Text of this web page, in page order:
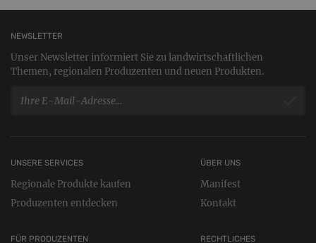
NEWSLETTER
Unser Newsletter informiert Sie zu landwirtschaftlichen
Themen, regionalen Produzenten und neuen Produkten.
UNSERE SERVICES
Regionale Produkte kaufen
Produzenten entdecken
FÜR PRODUZENTEN RECHTLICHES
ÜBER UNS
Manifest
Kontakt